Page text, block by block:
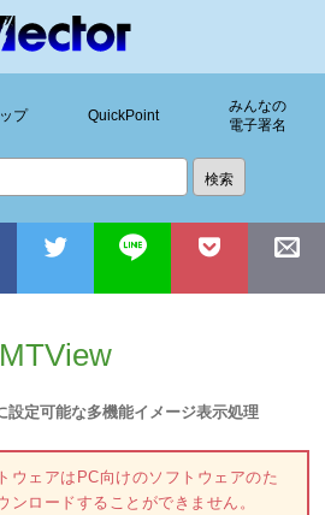
プ QuickPoint
みんなの
電子署名
MTView
設定可能な多機能イメージ表示処理
ウェアはPC向けのソフトウェアのた
ンロードすることができません。